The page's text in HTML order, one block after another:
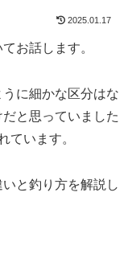
2025.01.17
お話します。
に細かな区分はな
と思っていました
ています。
と釣り方を解説し